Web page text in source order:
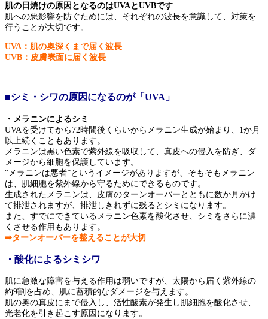
肌の日焼けの原因となるのはUVAとUVBです
肌への悪影響を防ぐためには、それぞれの波長を意識して、対策を
行うことが大切です。
UVA：肌の奥深くまで届く波長
UVB：皮膚表面に届く波長
■シミ・シワの原因になるのが「UVA」
・メラニンによるシミ
UVAを受けてから72時間後くらいからメラニン生成が始まり、1か月
以上続くこともあります。
メラニンは黒い色素で紫外線を吸収して、真皮への侵入を防ぎ、ダ
メージから細胞を保護しています。
“メラニンは悪者”というイメージがありますが、そもそもメラニン
は、肌細胞を紫外線から守るためにできるものです。
生成されたメラニンは、皮膚のターンオーバーとともに数か月かけ
て排泄されますが、排泄しきれずに残るとシミになります。
また、すでにできているメラニン色素を酸化させ、シミをさらに濃
くさせる作用もあります。
➡ターンオーバーを整えることが大切
・酸化によるシミシワ
肌に急激な障害を与える作用は弱いですが、太陽から届く紫外線の
約9割を占め、肌に蓄積的なダメージを与えます。
肌の奥の真皮にまで侵入し、活性酸素が発生し肌細胞を酸化させ、
光老化を引き起こす原因になります。